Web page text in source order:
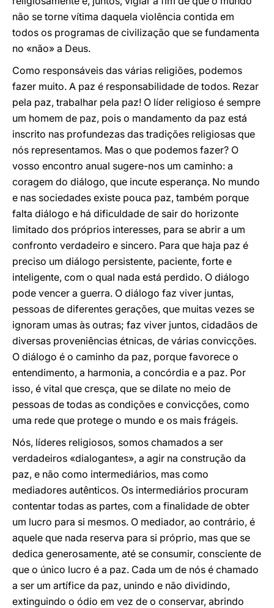
não se torne vítima daquela violência contida em
todos os programas de civilização que se fundamenta
no «não» a Deus.
Como responsáveis das várias religiões, podemos
fazer muito. A paz é responsabilidade de todos. Rezar
pela paz, trabalhar pela paz! O líder religioso é sempre
um homem de paz, pois o mandamento da paz está
inscrito nas profundezas das tradições religiosas que
nós representamos. Mas o que podemos fazer? O
vosso encontro anual sugere-nos um caminho: a
coragem do diálogo, que incute esperança. No mundo
e nas sociedades existe pouca paz, também porque
falta diálogo e há dificuldade de sair do horizonte
limitado dos próprios interesses, para se abrir a um
confronto verdadeiro e sincero. Para que haja paz é
preciso um diálogo persistente, paciente, forte e
inteligente, com o qual nada está perdido. O diálogo
pode vencer a guerra. O diálogo faz viver juntas,
pessoas de diferentes gerações, que muitas vezes se
ignoram umas às outras; faz viver juntos, cidadãos de
diversas proveniências étnicas, de várias convicções.
O diálogo é o caminho da paz, porque favorece o
entendimento, a harmonia, a concórdia e a paz. Por
isso, é vital que cresça, que se dilate no meio de
pessoas de todas as condições e convicções, como
uma rede que protege o mundo e os mais frágeis.
Nós, líderes religiosos, somos chamados a ser
verdadeiros «dialogantes», a agir na construção da
paz, e não como intermediários, mas como
mediadores autênticos. Os intermediários procuram
contentar todas as partes, com a finalidade de obter
um lucro para si mesmos. O mediador, ao contrário, é
aquele que nada reserva para si próprio, mas que se
dedica generosamente, até se consumir, consciente de
que o único lucro é a paz. Cada um de nós é chamado
a ser um artífice da paz, unindo e não dividindo,
extinguindo o ódio em vez de o conservar, abrindo